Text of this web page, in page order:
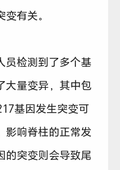
有关。
员检测到了多个基
大量变异，其中包
基因发生突变可
影响脊柱的正常发
的突变则会导致尾